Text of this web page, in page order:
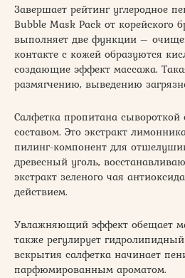
Завершает рейтинг углеродное
Bubble Mask Pack от корейского
выполняет две функции –
контакте с кожей образуются
создающие эффект массажа.
размягчению, выведению
Салфетка пропитана
составом. Это экстракт
пилинг-компонент для
древесный уголь,
экстракт зеленого чая
действием.
Увлажняющий эффект обещает
также регулирует
вскрытия салфетка начинает
парфюмированным ароматом.